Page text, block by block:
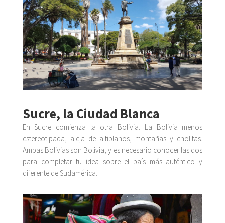
Sucre, la Ciudad Blanca
En Sucre comienza la otra Bolivia. La Bolivia menos
estereotipada, aleja de altiplanos, montañas y cholitas.
Ambas Bolivias son Bolivia, y es necesario conocer las dos
para completar tu idea sobre el país más auténtico y
diferente de Sudamérica.